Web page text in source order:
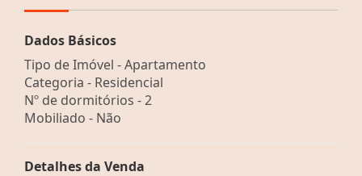
Dados Básicos
Tipo de Imóvel - Apartamento
Categoria - Residencial
Nº de dormitórios - 2
Mobiliado - Não
Detalhes da Venda